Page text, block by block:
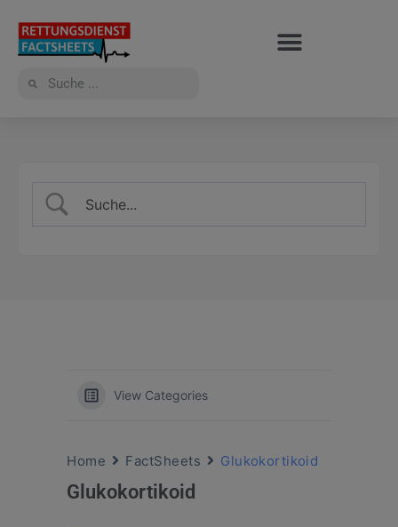
View Categories
Home FactSheets Glukokortikoid
Glukokortikoid